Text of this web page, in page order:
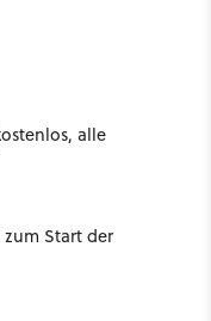
alle
Start der